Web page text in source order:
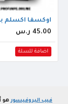
اوكسفا اكسلم
45.00 ر.س
اضافة للسلة
فيب البروفيسورهو